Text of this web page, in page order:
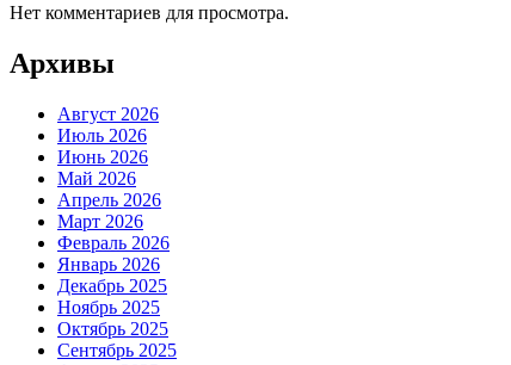
Нет комментариев для просмотра.
Архивы
Август 2026
Июль 2026
Июнь 2026
Май 2026
Апрель 2026
Март 2026
Февраль 2026
Январь 2026
Декабрь 2025
Ноябрь 2025
Октябрь 2025
Сентябрь 2025